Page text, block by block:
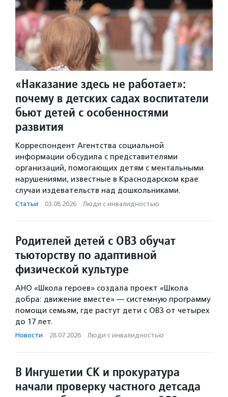
«Наказание здесь не работает»:
почему в детских садах воспитатели
бьют детей с особенностями
развития
Корреспондент Агентства социальной
информации обсудила с представителями
организаций, помогающих детям с ментальными
нарушениями, известные в Краснодарском крае
случаи издевательств над дошкольниками.
Статьи · 03.08.2026 · Люди с инвалидностью
Родителей детей с ОВЗ обучат
тьюторству по адаптивной
физической культуре
АНО «Школа героев» создала проект «Школа
добра: движение вместе» — системную программу
помощи семьям, где растут дети с ОВЗ от четырех
до 17 лет.
Новости · 28.07.2026 · Люди с инвалидностью
В Ингушетии СК и прокуратура
начали проверку частного детсада